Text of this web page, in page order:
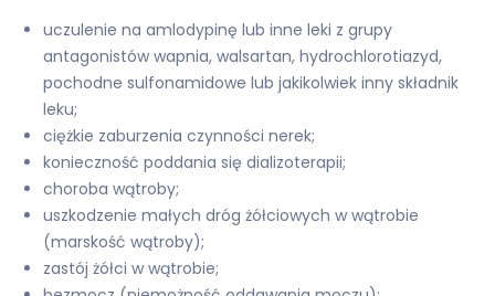
uczulenie na amlodypinę lub inne leki z grupy
antagonistów wapnia, walsartan, hydrochlorotiazyd,
pochodne sulfonamidowe lub jakikolwiek inny składnik
leku;
ciężkie zaburzenia czynności nerek;
konieczność poddania się dializoterapii;
choroba wątroby;
uszkodzenie małych dróg żółciowych w wątrobie
(marskość wątroby);
zastój żółci w wątrobie;